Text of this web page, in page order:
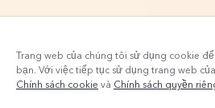
Trang web của chúng tôi sử dụng cookie
bạn. Với việc tiếp tục sử dụng trang web
Chính sách cookie và Chính sách quyền